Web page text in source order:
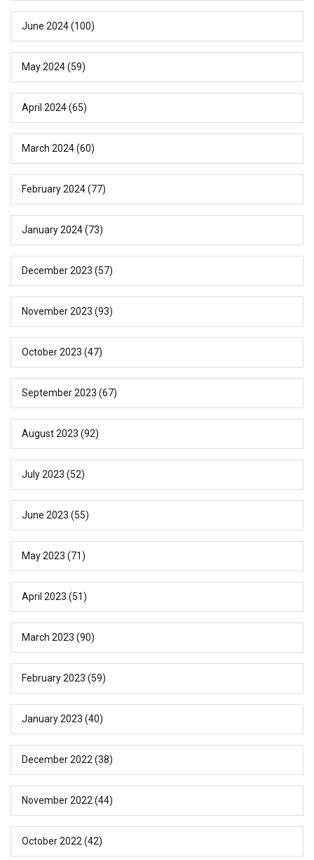
June 2024(100)
May 2024(59)
April 2024(65)
March 2024(60)
February 2024(77)
January 2024(73)
December 2023 (57)
November 2023 (93)
October 2023 (47)
September 2023 (67)
August 2023 (92)
July 2023 (52)
June 2023 (55)
May 2023 (71)
April 2023 (51)
March 2023 (90)
February 2023 (59)
January 2023 (40)
December 2022(38)
November 2022(44)
October 2022(42)